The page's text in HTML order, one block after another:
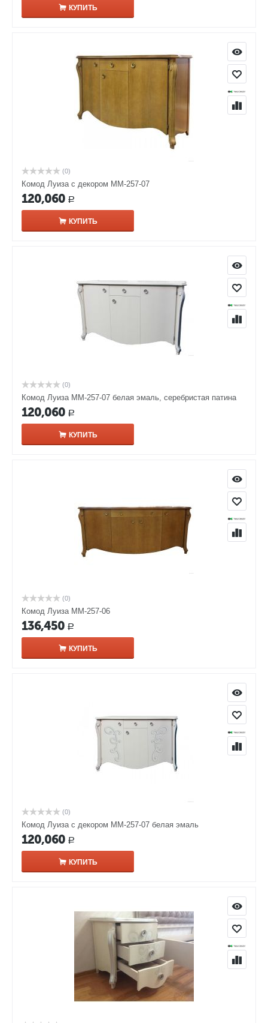
КУПИТЬ
(0)
Комод Луиза с декором ММ-257-07
120,060 Р
КУПИТЬ
(0)
Комод Луиза ММ-257-07 белая эмаль, серебристая патина
120,060 Р
КУПИТЬ
(0)
Комод Луиза ММ-257-06
136,450 Р
КУПИТЬ
(0)
Комод Луиза с декором ММ-257-07 белая эмаль
120,060 Р
КУПИТЬ